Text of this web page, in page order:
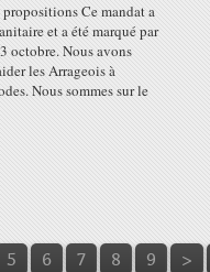
Ce mandat a
et a été marqué par
octobre. Nous avons
les Arrageois à
Nous sommes sur le
5 6 7 8 9 >